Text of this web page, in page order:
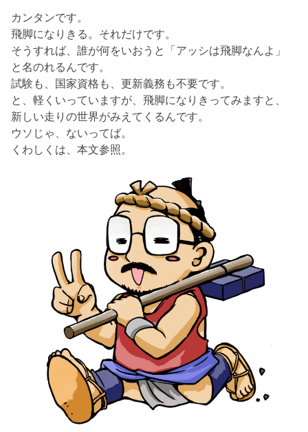
カンタンです。
飛脚になりきる。それだけです。
そうすれば、誰が何をいおうと「アッシは飛脚なんよ」
と名のれるんです。
試験も、国家資格も、更新義務も不要です。
と、軽くいっていますが、飛脚になりきってみますと、
新しい走りの世界がみえてくるんです。
ウソじゃ、ないってば。
くわしくは、本文参照。